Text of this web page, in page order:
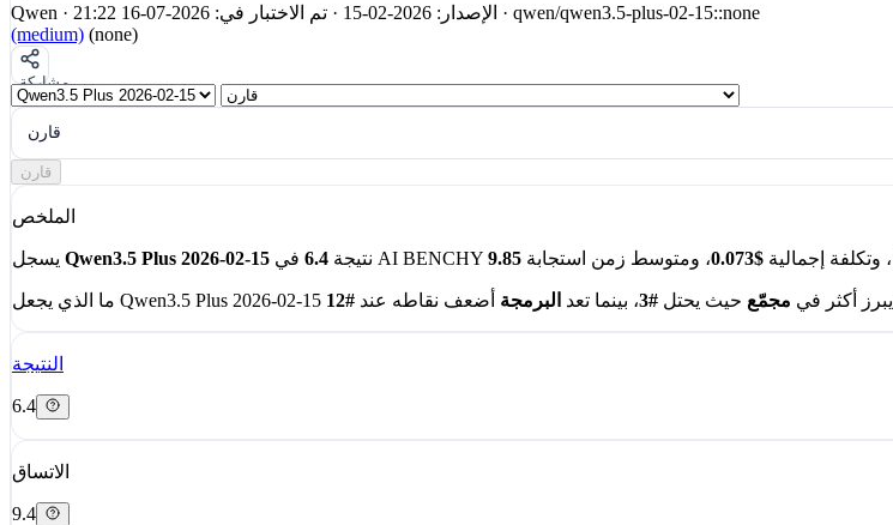
Qwen · الإصدار: 2026-02-15 · تم الاختبار في: 2026-07-16 21:22 · qwen/qwen3.5-plus-02-15::none
(medium) (none)
مشاركة
قارن
قارن
الملخص
Qwen3.5 Plus 2026-02-15 نتيجة 6.4 ، وتكلفة إجمالية $0.073 ، ومتوسط زمن استجابة
يبرز أكثر في مجمّع حيث يحتل #3 ، بينما تعد البرمجة أضعف نقاطه عند #12
النتيجة
6.4
الاتساق
9.4